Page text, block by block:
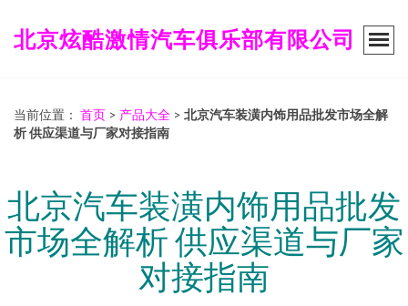
北京炫酷激情汽车俱乐部有限公司
当前位置： 首页 > 产品大全 > 北京汽车装潢内饰用品批发市场全解
析 供应渠道与厂家对接指南
北京汽车装潢内饰用品批发
市场全解析 供应渠道与厂家
对接指南